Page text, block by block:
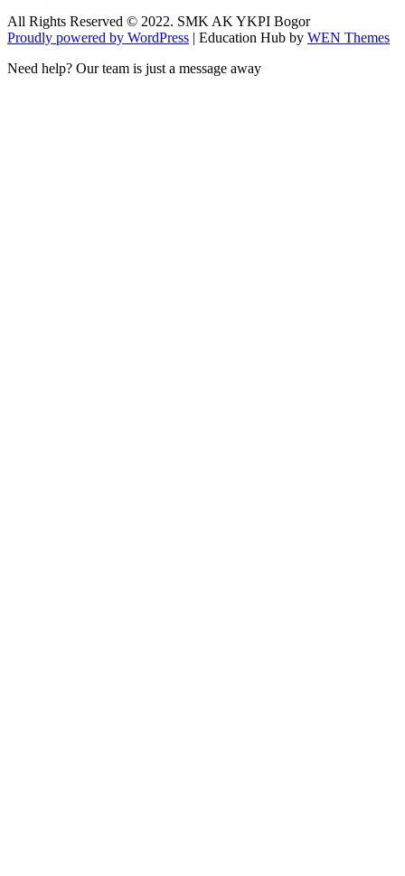
All Rights Reserved © 2022. SMK AK YKPI Bogor
Proudly powered by WordPress | Education Hub by WEN Themes
Need help? Our team is just a message away